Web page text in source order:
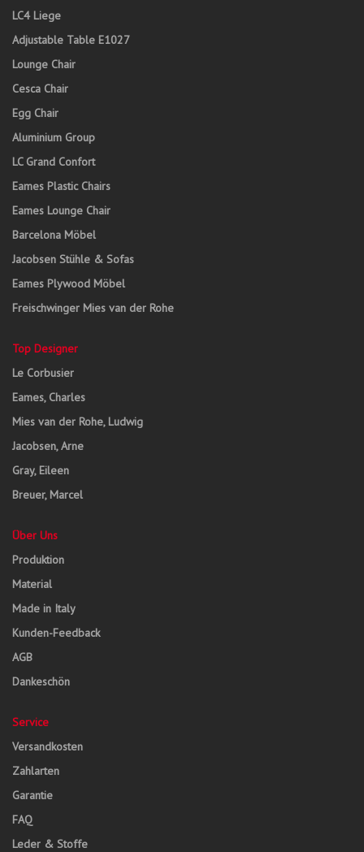
LC4 Liege
Adjustable Table E1027
Lounge Chair
Cesca Chair
Egg Chair
Aluminium Group
LC Grand Confort
Eames Plastic Chairs
Eames Lounge Chair
Barcelona Möbel
Jacobsen Stühle & Sofas
Eames Plywood Möbel
Freischwinger Mies van der Rohe
Top Designer
Le Corbusier
Eames, Charles
Mies van der Rohe, Ludwig
Jacobsen, Arne
Gray, Eileen
Breuer, Marcel
Über Uns
Produktion
Material
Made in Italy
Kunden-Feedback
AGB
Dankeschön
Service
Versandkosten
Zahlarten
Garantie
FAQ
Leder & Stoffe